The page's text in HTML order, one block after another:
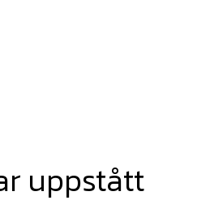
uppstått